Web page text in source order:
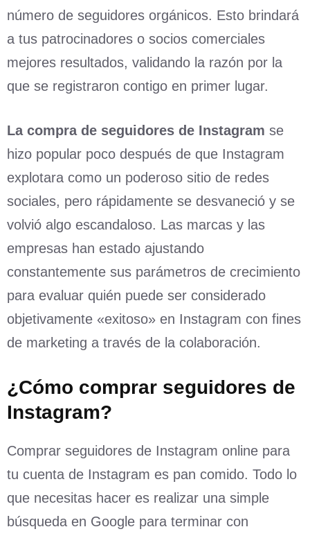
número de seguidores orgánicos. Esto brindará
a tus patrocinadores o socios comerciales
mejores resultados, validando la razón por la
que se registraron contigo en primer lugar.
La compra de seguidores de Instagram se
hizo popular poco después de que Instagram
explotara como un poderoso sitio de redes
sociales, pero rápidamente se desvaneció y se
volvió algo escandaloso. Las marcas y las
empresas han estado ajustando
constantemente sus parámetros de crecimiento
para evaluar quién puede ser considerado
objetivamente «exitoso» en Instagram con fines
de marketing a través de la colaboración.
¿Cómo comprar seguidores de
Instagram?
Comprar seguidores de Instagram online para
tu cuenta de Instagram es pan comido. Todo lo
que necesitas hacer es realizar una simple
búsqueda en Google para terminar con